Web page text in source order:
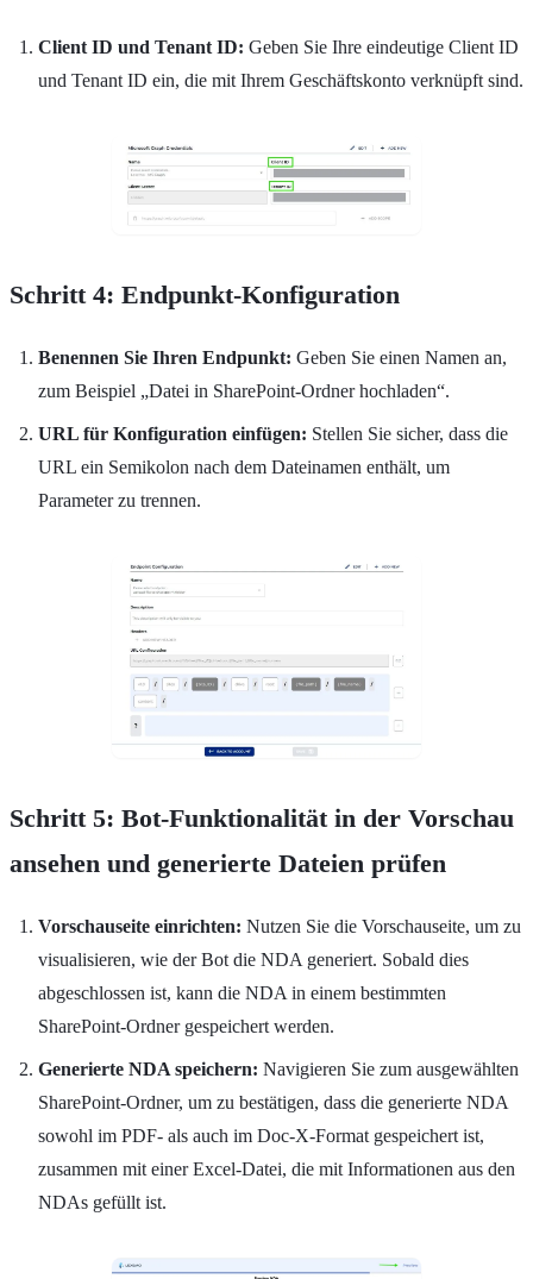
Client ID und Tenant ID: Geben Sie Ihre eindeutige Client ID
und Tenant ID ein, die mit Ihrem Geschäftskonto verknüpft sind.
Schritt 4: Endpunkt-Konfiguration
Benennen Sie Ihren Endpunkt: Geben Sie einen Namen an,
zum Beispiel „Datei in SharePoint-Ordner hochladen“.
URL für Konfiguration einfügen: Stellen Sie sicher, dass die
URL ein Semikolon nach dem Dateinamen enthält, um
Parameter zu trennen.
Schritt 5: Bot-Funktionalität in der Vorschau
ansehen und generierte Dateien prüfen
Vorschauseite einrichten: Nutzen Sie die Vorschauseite, um zu
visualisieren, wie der Bot die NDA generiert. Sobald dies
abgeschlossen ist, kann die NDA in einem bestimmten
SharePoint-Ordner gespeichert werden.
Generierte NDA speichern: Navigieren Sie zum ausgewählten
SharePoint-Ordner, um zu bestätigen, dass die generierte NDA
sowohl im PDF- als auch im Doc-X-Format gespeichert ist,
zusammen mit einer Excel-Datei, die mit Informationen aus den
NDAs gefüllt ist.